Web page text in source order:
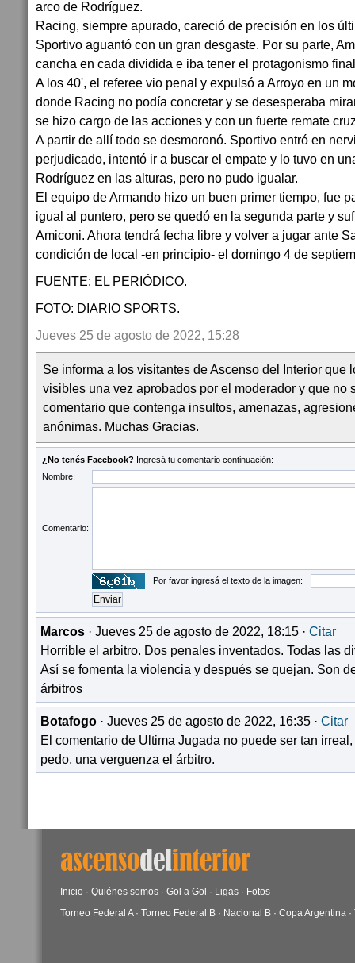
arco de Rodríguez.
Racing, siempre apurado, careció de precisión en los
Sportivo aguantó con un gran desgaste. Por su parte,
cancha en cada dividida e iba tener el protagonismo
A los 40', el referee vio penal y expulsó a Arroyo en un
donde Racing no podía concretar y se desesperaba
se hizo cargo de las acciones y con un fuerte remate
A partir de allí todo se desmoronó. Sportivo entró en
perjudicado, intentó ir a buscar el empate y lo tuvo en
Rodríguez en las alturas, pero no pudo igualar.
El equipo de Armando hizo un buen primer tiempo, fue
igual al puntero, pero se quedó en la segunda parte y
Amiconi. Ahora tendrá fecha libre y volver a jugar ante
condición de local -en principio- el domingo 4 de
FUENTE: EL PERIÓDICO.
FOTO: DIARIO SPORTS.
Jueves 25 de agosto de 2022, 15:28
Se informa a los visitantes de Ascenso del Interior que
visibles una vez aprobados por el moderador y que no
comentario que contenga insultos, amenazas,
anónimas. Muchas Gracias.
¿No tenés Facebook? Ingresá tu comentario continuación:
Nombre:
Comentario:
Por favor ingresá el texto de la imagen:
Marcos · Jueves 25 de agosto de 2022, 18:15 · Citar
Horrible el arbitro. Dos penales inventados. Todas las
Así se fomenta la violencia y después se quejan. Son
árbitros
Botafogo · Jueves 25 de agosto de 2022, 16:35 · Citar
El comentario de Ultima Jugada no puede ser tan
pedo, una verguenza el árbitro.
Inicio · Quiénes somos · Gol a Gol · Ligas · Fotos
Torneo Federal A· Torneo Federal B · Nacional B · Copa Argentina ·